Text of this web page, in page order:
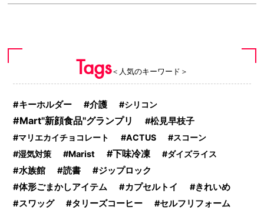
Tags＜人気のキーワード＞
キーホルダー 介護 シリコン
Mart"新顔食品"グランプリ 松見早枝子
マリエカイチョコレート ACTUS
スコーン
湿気対策
Marist 下味冷凍 ダイズライス
水族館 読書 ジップロック
体形ごまかしアイテム カプセルトイ
きれいめ
スワッグ
タリーズコーヒー セルフリフォーム